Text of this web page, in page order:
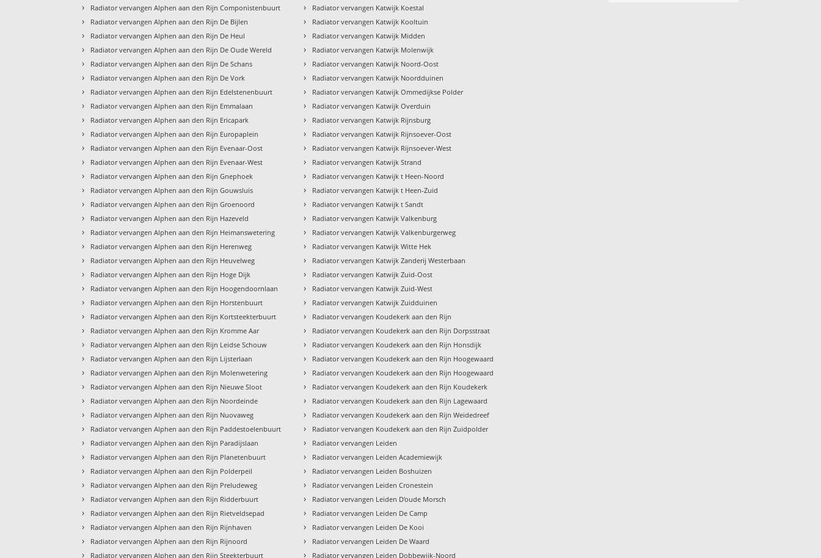
› Radiator vervangen Alphen aan den Rijn Componistenbuurt
› Radiator vervangen Alphen aan den Rijn De Bijlen
› Radiator vervangen Alphen aan den Rijn De Heul
› Radiator vervangen Alphen aan den Rijn De Oude Wereld
› Radiator vervangen Alphen aan den Rijn De Schans
› Radiator vervangen Alphen aan den Rijn De Vork
› Radiator vervangen Alphen aan den Rijn Edelstenenbuurt
› Radiator vervangen Alphen aan den Rijn Emmalaan
› Radiator vervangen Alphen aan den Rijn Ericapark
› Radiator vervangen Alphen aan den Rijn Europaplein
› Radiator vervangen Alphen aan den Rijn Evenaar-Oost
› Radiator vervangen Alphen aan den Rijn Evenaar-West
› Radiator vervangen Alphen aan den Rijn Gnephoek
› Radiator vervangen Alphen aan den Rijn Gouwsluis
› Radiator vervangen Alphen aan den Rijn Groenoord
› Radiator vervangen Alphen aan den Rijn Hazeveld
› Radiator vervangen Alphen aan den Rijn Heimanswetering
› Radiator vervangen Alphen aan den Rijn Herenweg
› Radiator vervangen Alphen aan den Rijn Heuvelweg
› Radiator vervangen Alphen aan den Rijn Hoge Dijk
› Radiator vervangen Alphen aan den Rijn Hoogendoornlaan
› Radiator vervangen Alphen aan den Rijn Horstenbuurt
› Radiator vervangen Alphen aan den Rijn Kortsteekterbuurt
› Radiator vervangen Alphen aan den Rijn Kromme Aar
› Radiator vervangen Alphen aan den Rijn Leidse Schouw
› Radiator vervangen Alphen aan den Rijn Lijsterlaan
› Radiator vervangen Alphen aan den Rijn Molenwetering
› Radiator vervangen Alphen aan den Rijn Nieuwe Sloot
› Radiator vervangen Alphen aan den Rijn Noordeinde
› Radiator vervangen Alphen aan den Rijn Nuovaweg
› Radiator vervangen Alphen aan den Rijn Paddestoelenbuurt
› Radiator vervangen Alphen aan den Rijn Paradijslaan
› Radiator vervangen Alphen aan den Rijn Planetenbuurt
› Radiator vervangen Alphen aan den Rijn Polderpeil
› Radiator vervangen Alphen aan den Rijn Preludeweg
› Radiator vervangen Alphen aan den Rijn Ridderbuurt
› Radiator vervangen Alphen aan den Rijn Rietveldsepad
› Radiator vervangen Alphen aan den Rijn Rijnhaven
› Radiator vervangen Alphen aan den Rijn Rijnoord
› Radiator vervangen Alphen aan den Rijn Steekterbuurt
› Radiator vervangen Katwijk Koestal
› Radiator vervangen Katwijk Kooltuin
› Radiator vervangen Katwijk Midden
› Radiator vervangen Katwijk Molenwijk
› Radiator vervangen Katwijk Noord-Oost
› Radiator vervangen Katwijk Noordduinen
› Radiator vervangen Katwijk Ommedijkse Polder
› Radiator vervangen Katwijk Overduin
› Radiator vervangen Katwijk Rijnsburg
› Radiator vervangen Katwijk Rijnsoever-Oost
› Radiator vervangen Katwijk Rijnsoever-West
› Radiator vervangen Katwijk Strand
› Radiator vervangen Katwijk t Heen-Noord
› Radiator vervangen Katwijk t Heen-Zuid
› Radiator vervangen Katwijk t Sandt
› Radiator vervangen Katwijk Valkenburg
› Radiator vervangen Katwijk Valkenburgerweg
› Radiator vervangen Katwijk Witte Hek
› Radiator vervangen Katwijk Zanderij Westerbaan
› Radiator vervangen Katwijk Zuid-Oost
› Radiator vervangen Katwijk Zuid-West
› Radiator vervangen Katwijk Zuidduinen
› Radiator vervangen Koudekerk aan den Rijn
› Radiator vervangen Koudekerk aan den Rijn Dorpsstraat
› Radiator vervangen Koudekerk aan den Rijn Honsdijk
› Radiator vervangen Koudekerk aan den Rijn Hoogewaard
› Radiator vervangen Koudekerk aan den Rijn Hoogewaard
› Radiator vervangen Koudekerk aan den Rijn Koudekerk
› Radiator vervangen Koudekerk aan den Rijn Lagewaard
› Radiator vervangen Koudekerk aan den Rijn Weidedreef
› Radiator vervangen Koudekerk aan den Rijn Zuidpolder
› Radiator vervangen Leiden
› Radiator vervangen Leiden Academiewijk
› Radiator vervangen Leiden Boshuizen
› Radiator vervangen Leiden Cronestein
› Radiator vervangen Leiden D'oude Morsch
› Radiator vervangen Leiden De Camp
› Radiator vervangen Leiden De Kooi
› Radiator vervangen Leiden De Waard
› Radiator vervangen Leiden Dobbewijk-Noord